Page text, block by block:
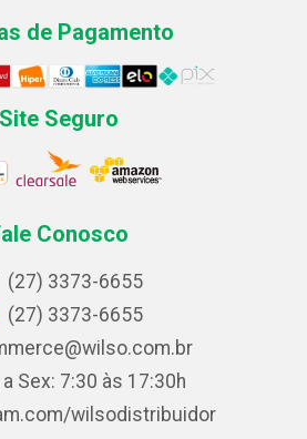
de Pagamento
Site Seguro
Conosco
(27) 3373-6655
(27) 3373-6655
Sex: 7:30 às 17:30h
wilsodistribuidor